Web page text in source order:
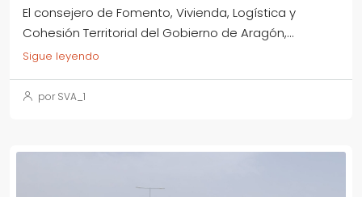
El consejero de Fomento, Vivienda, Logística y
Cohesión Territorial del Gobierno de Aragón,...
Sigue leyendo
por SVA_1